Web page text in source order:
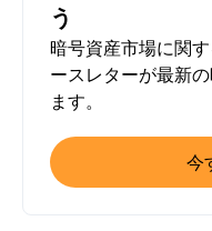
う
暗号資産市場に関
ースレターが最新
ます。
今